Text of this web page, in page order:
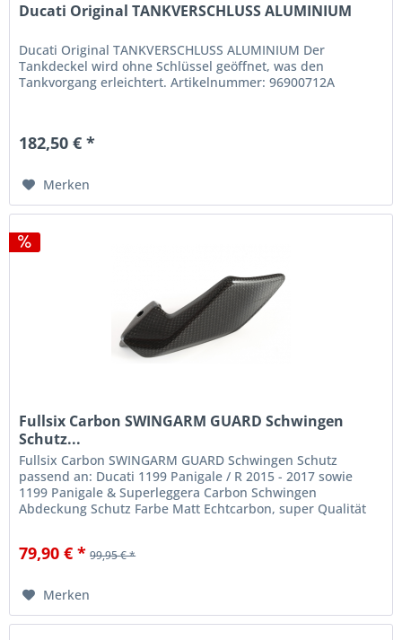
Ducati Original TANKVERSCHLUSS ALUMINIUM
Ducati Original TANKVERSCHLUSS ALUMINIUM Der
Tankdeckel wird ohne Schlüssel geöffnet, was den
Tankvorgang erleichtert. Artikelnummer: 96900712A
182,50 € *
Merken
Fullsix Carbon SWINGARM GUARD Schwingen
Schutz...
Fullsix Carbon SWINGARM GUARD Schwingen Schutz
passend an: Ducati 1199 Panigale / R 2015 - 2017 sowie
1199 Panigale & Superleggera Carbon Schwingen
Abdeckung Schutz Farbe Matt Echtcarbon, super Qualität
79,90 € * 99,95 € *
Merken